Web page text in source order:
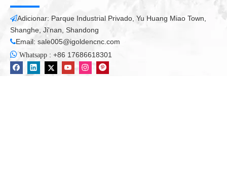
Adicionar: Parque Industrial Privado, Yu Huang Miao Town,
Shanghe, Ji'nan, Shandong
Email: sale005@igoldencnc.com
 Whatsapp : +86 17686618301